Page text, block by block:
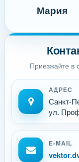
Приезжайте
АДРЕС
Санкт-
ул.
E-MAIL
Мария